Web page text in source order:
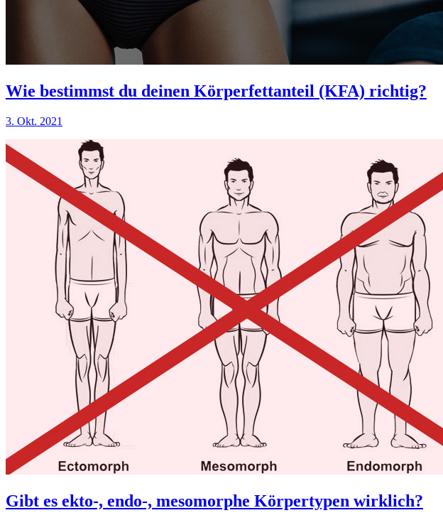
Wie bestimmst du deinen Körperfettanteil (KFA) richtig?
3. Okt. 2021
Gibt es ekto-, endo-, mesomorphe Körpertypen wirklich?